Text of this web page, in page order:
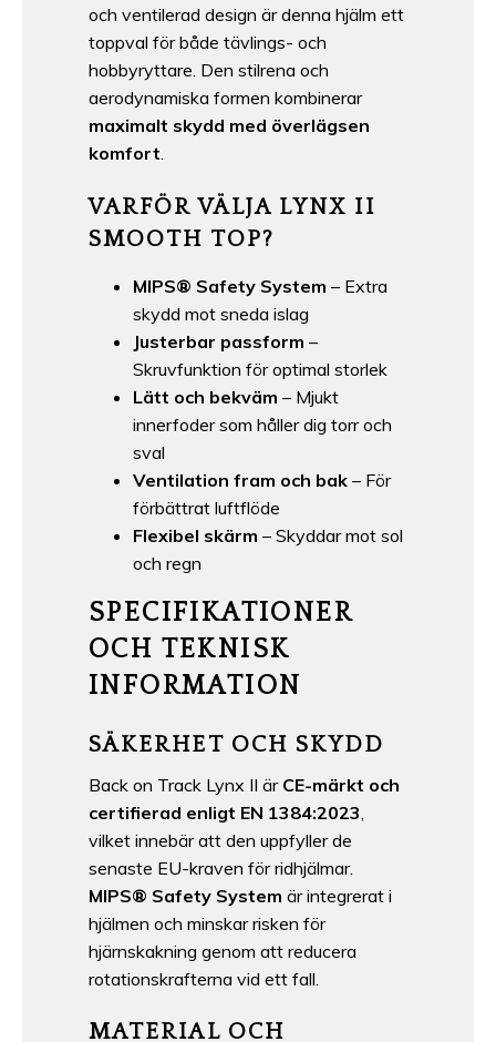
och ventilerad design är denna hjälm ett
toppval för både tävlings- och
hobbyryttare. Den stilrena och
aerodynamiska formen kombinerar
maximalt skydd med överlägsen
komfort.
VARFÖR VÄLJA LYNX II
SMOOTH TOP?
MIPS® Safety System – Extra
skydd mot sneda islag
Justerbar passform –
Skruvfunktion för optimal storlek
Lätt och bekväm – Mjukt
innerfoder som håller dig torr och
sval
Ventilation fram och bak – För
förbättrat luftflöde
Flexibel skärm – Skyddar mot sol
och regn
SPECIFIKATIONER
OCH TEKNISK
INFORMATION
SÄKERHET OCH SKYDD
Back on Track Lynx II är CE-märkt och
certifierad enligt EN 1384:2023
vilket innebär att den uppfyller de
senaste EU-kraven för ridhjälmar.
MIPS® Safety System är integrerat i
hjälmen och minskar risken för
hjärnskakning genom att reducera
rotationskrafterna vid ett fall.
MATERIAL OCH